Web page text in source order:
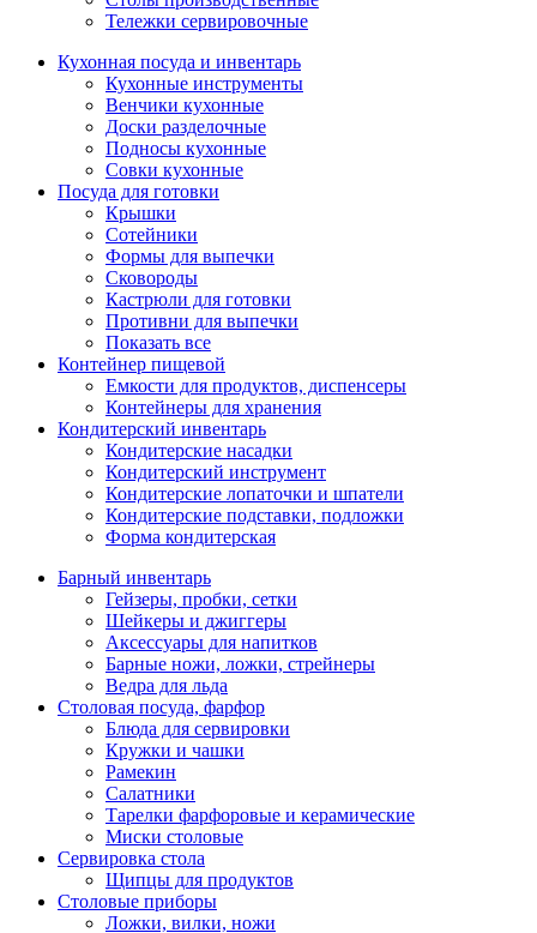
Тележки сервировочные
Кухонная посуда и инвентарь
Кухонные инструменты
Венчики кухонные
Доски разделочные
Подносы кухонные
Совки кухонные
Посуда для готовки
Крышки
Сотейники
Формы для выпечки
Сковороды
Кастрюли для готовки
Противни для выпечки
Показать все
Контейнер пищевой
Емкости для продуктов, диспенсеры
Контейнеры для хранения
Кондитерский инвентарь
Кондитерские насадки
Кондитерский инструмент
Кондитерские лопаточки и шпатели
Кондитерские подставки, подложки
Форма кондитерская
Барный инвентарь
Гейзеры, пробки, сетки
Шейкеры и джиггеры
Аксессуары для напитков
Барные ножи, ложки, стрейнеры
Ведра для льда
Столовая посуда, фарфор
Блюда для сервировки
Кружки и чашки
Рамекин
Салатники
Тарелки фарфоровые и керамические
Миски столовые
Сервировка стола
Щипцы для продуктов
Столовые приборы
Ложки, вилки, ножи